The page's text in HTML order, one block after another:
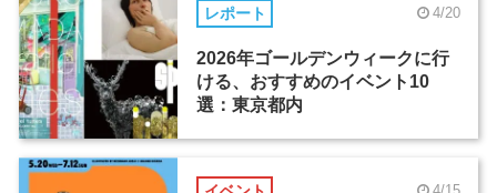
レポート 4/20
2026年ゴールデンウィークに行
ける、おすすめのイベント10
選：東京都内